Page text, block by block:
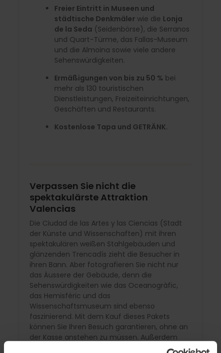
Freier Eintritt in Museen und
städtische Denkmäler wie die Lonja
de la Seda (Seidenbörse), die Serranos
und Quart-Türme, das Fallas-Museum
und die Almoina sowie viele andere
Sehenswürdigkeiten.
Ermäßigungen von bis zu 50 % bei
mehr als 130 touristischen
Dienstleistungen, Freizeiteinrichtungen,
Geschäften und Restaurants.
Kostenlose Tapa und GETRÄNK.
Verpassen Sie nicht die
spektakulärste Attraktion
Valencias
Die Ciudad de las Artes y las Ciencias (Stadt
der Künste und Wissenschaften) mit ihren
spektakulären weißen Stahlgebäuden und
glänzenden Trencadís zieht die Besucher in
ihren Bann. Aber fotografieren Sie nicht nur
das Äussere der Gebäude, denn die
Sehenswürdigkeiten wie das Oceanogràfic,
das Hemisfèric und das
Wissenschaftsmuseum sind ebenso
faszinierend. Mit dem Kauf dieses Pakets
können Sie Ihren Besuch garantieren, ohne an
der Kasse anstehen zu müssen. Außerdem
erhalten Sie mit der València Tourist Card